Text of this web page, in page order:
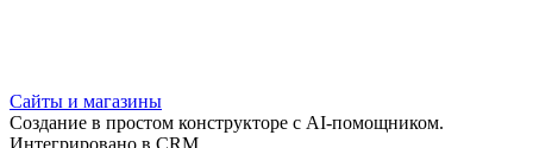
Сайты и магазины
Создание в простом конструкторе с AI-помощником.